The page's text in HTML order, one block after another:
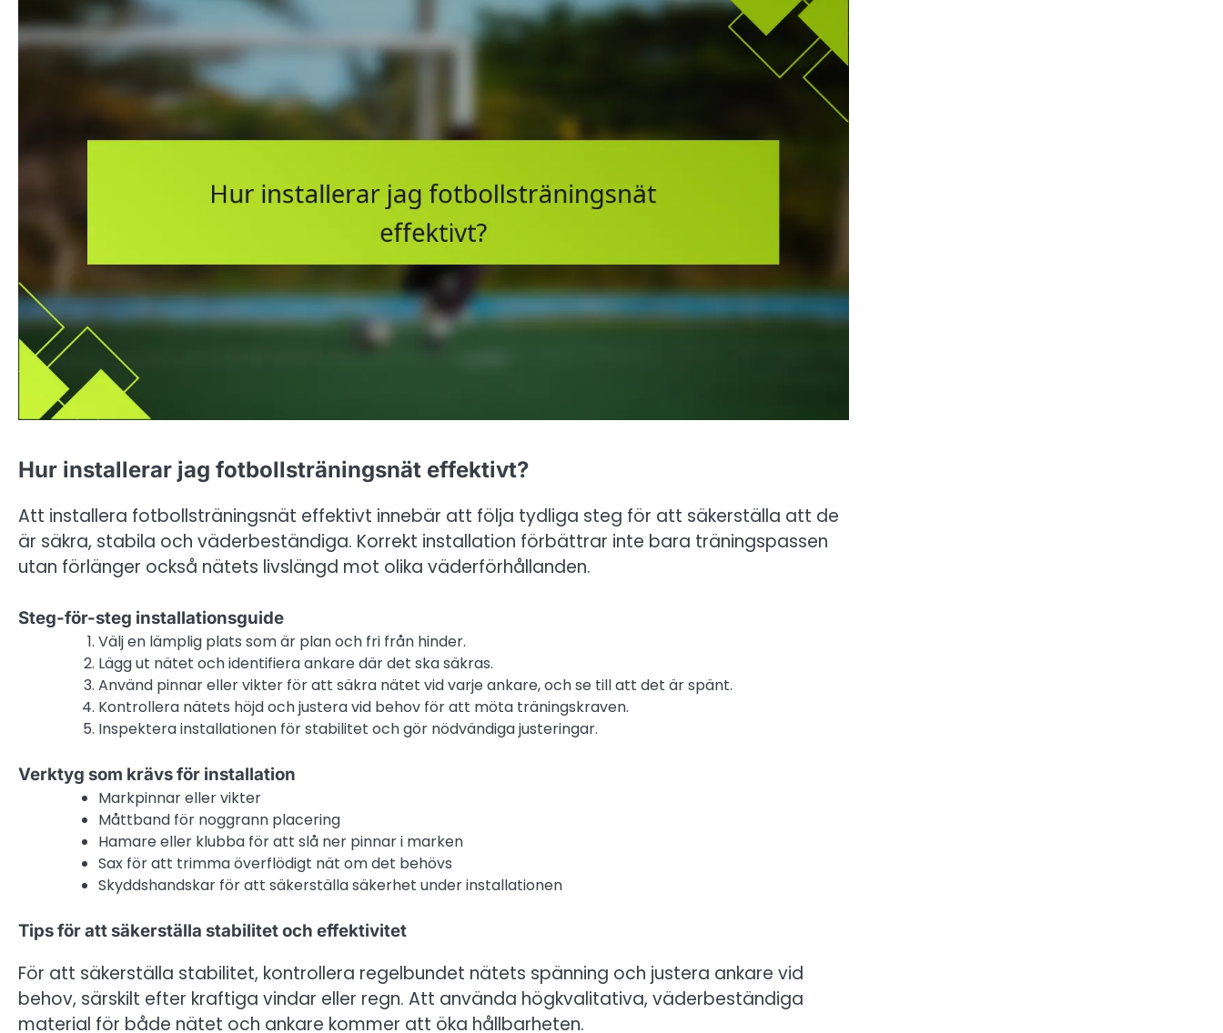
Hur installerar jag fotbollsträningsnät effektivt?
Att installera fotbollsträningsnät effektivt innebär att följa tydliga steg för att säkerställa att de
är säkra, stabila och väderbeständiga. Korrekt installation förbättrar inte bara träningspassen
utan förlänger också nätets livslängd mot olika väderförhållanden.
Steg-för-steg installationsguide
Välj en lämplig plats som är plan och fri från hinder.
Lägg ut nätet och identifiera ankare där det ska säkras.
Använd pinnar eller vikter för att säkra nätet vid varje ankare, och se till att det är spänt.
Kontrollera nätets höjd och justera vid behov för att möta träningskraven.
Inspektera installationen för stabilitet och gör nödvändiga justeringar.
Verktyg som krävs för installation
Markpinnar eller vikter
Måttband för noggrann placering
Hamare eller klubba för att slå ner pinnar i marken
Sax för att trimma överflödigt nät om det behövs
Skyddshandskar för att säkerställa säkerhet under installationen
Tips för att säkerställa stabilitet och effektivitet
För att säkerställa stabilitet, kontrollera regelbundet nätets spänning och justera ankare vid
behov, särskilt efter kraftiga vindar eller regn. Att använda högkvalitativa, väderbeständiga
material för både nätet och ankare kommer att öka hållbarheten.